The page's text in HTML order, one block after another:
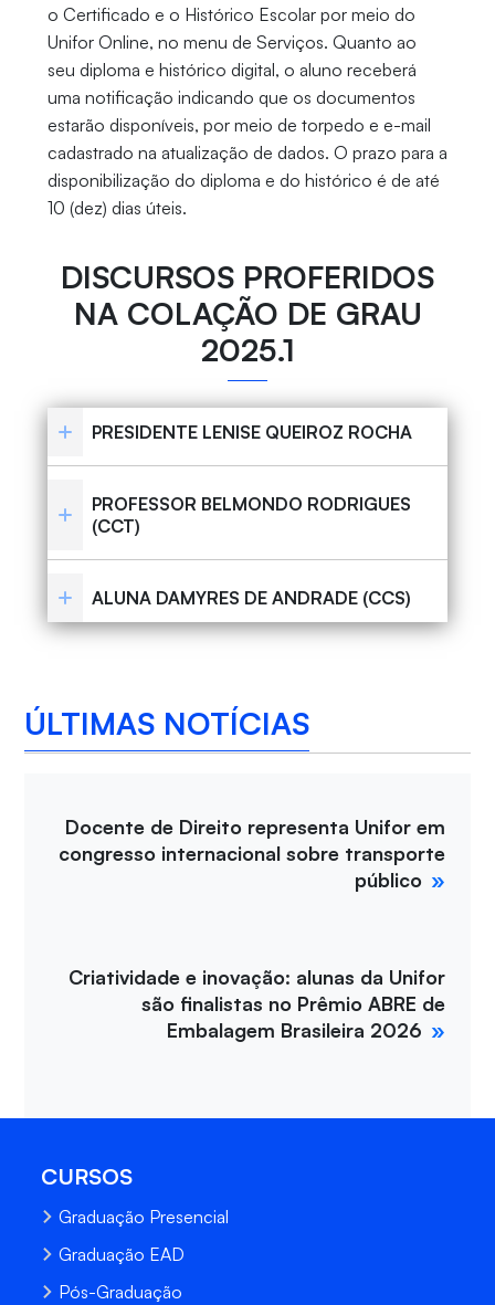
o Certificado e o Histórico Escolar por meio do
Unifor Online, no menu de Serviços. Quanto ao
seu diploma e histórico digital, o aluno receberá
uma notificação indicando que os documentos
estarão disponíveis, por meio de torpedo e e-mail
cadastrado na atualização de dados. O prazo para a
disponibilização do diploma e do histórico é de até
10 (dez) dias úteis.
DISCURSOS PROFERIDOS
NA COLAÇÃO DE GRAU
2025.1
PRESIDENTE LENISE QUEIROZ ROCHA
PROFESSOR BELMONDO RODRIGUES
(CCT)
ALUNA DAMYRES DE ANDRADE (CCS)
ÚLTIMAS NOTÍCIAS
Docente de Direito representa Unifor em
congresso internacional sobre transporte
público
Criatividade e inovação: alunas da Unifor
são finalistas no Prêmio ABRE de
Embalagem Brasileira 2026
CURSOS
Graduação Presencial
Graduação EAD
Pós-Graduação